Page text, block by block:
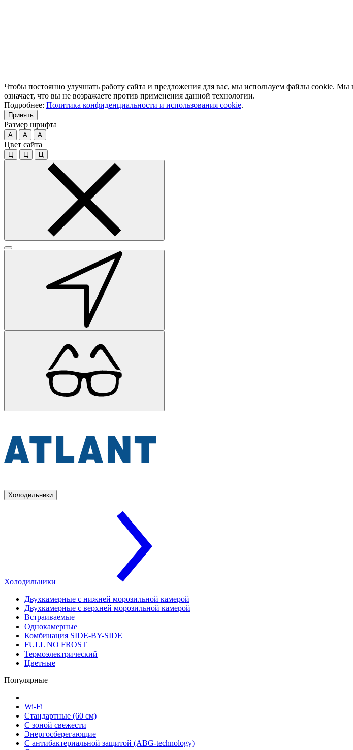
Чтобы постоянно улучшать работу сайта и предложения для вас, мы используем файлы cookie.
означает, что вы не возражаете против применения данной технологии.
Подробнее: Политика конфиденциальности и использования cookie.
Принять
Размер шрифта
A A A
Цвет сайта
Ц Ц Ц
Холодильники
Холодильники
Двухкамерные с нижней морозильной камерой
Двухкамерные с верхней морозильной камерой
Встраиваемые
Однокамерные
Комбинация SIDE-BY-SIDE
FULL NO FROST
Термоэлектрический
Цветные
Популярные
Wi-Fi
Стандартные (60 см)
С зоной свежести
Энергосберегающие
С антибактериальной защитой (ABG-technology)